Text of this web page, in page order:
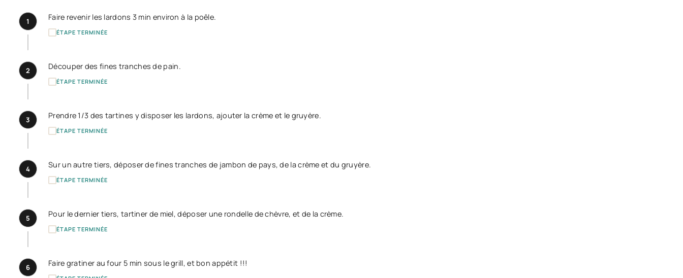
1 Faire revenir les lardons 3 min environ à la poêle.
ÉTAPE TERMINÉE
2 Découper des fines tranches de pain.
ÉTAPE TERMINÉE
3 Prendre 1/3 des tartines y disposer les lardons, ajouter la crème et le gruyère.
ÉTAPE TERMINÉE
4 Sur un autre tiers, déposer de fines tranches de jambon de pays, de la crème et du gruyère.
ÉTAPE TERMINÉE
5 Pour le dernier tiers, tartiner de miel, déposer une rondelle de chèvre, et de la crème.
ÉTAPE TERMINÉE
6 Faire gratiner au four 5 min sous le grill, et bon appétit !!!